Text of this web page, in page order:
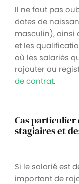
Il ne faut pas
dates de
masculin), ainsi
et les
où les salariés
rajouter au
de contrat.
Cas particulier
stagiaires et
Si le salarié est
important de